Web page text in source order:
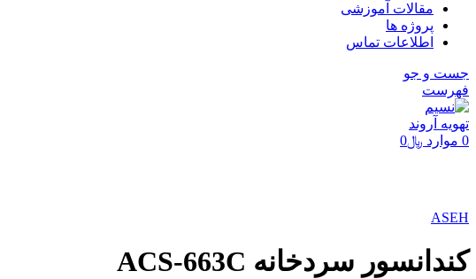
مقالات آموزشی
پروژه ها
اطلاعات تماس
جست و جو
فهرست
0 موارد ﷼0
ASEH
کندانسور سردخانه ACS-663C